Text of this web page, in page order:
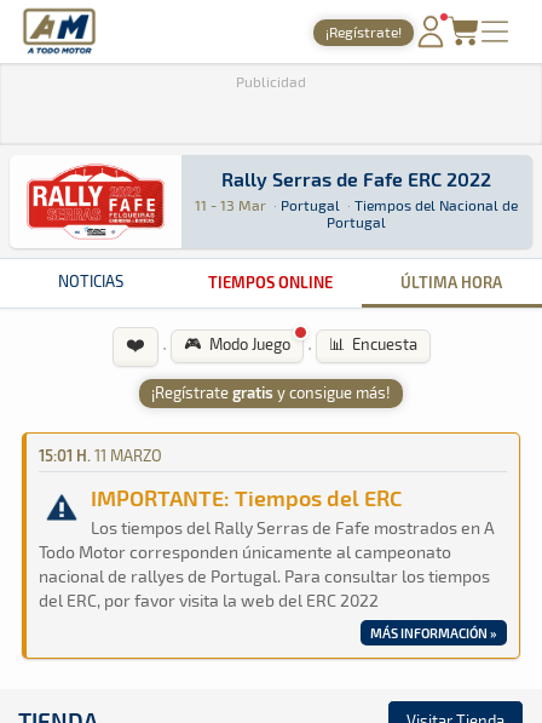
A Todo Motor · Revista del motor desde 1999
¡Regístrate!
NOTICIAS
GALERÍAS
ARCHIVO
Publicidad
Rally Serras de Fafe ERC 2022
Rally Serras de Fafe ERC 2022
11 - 13 Mar · Portugal · Tiempos del Nacional de
Portugal
ERC · Rally Serras de Fafe ERC 2022 ·
PortugalPortugal
NOTICIAS TIEMPOS ONLINE ÚLTIMA HORA
❤️ · 🎮 Modo Juego · 📊 Encuesta
¡Regístrategratis y consigue más!
15:01 H. 11 MARZO
IMPORTANTE: Tiempos del ERC
Los tiempos del Rally Serras de Fafe mostrados en A
Todo Motor corresponden únicamente al campeonato
nacional de rallyes de Portugal. Para consultar los tiempos
del ERC, por favor visita la web del ERC 2022
MÁS INFORMACIÓN »